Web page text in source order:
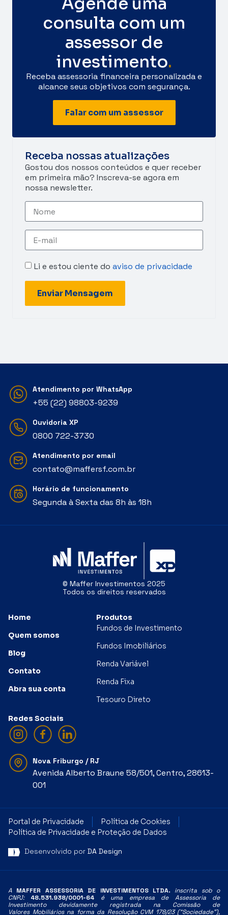
consulta com um
assessor de
investimento.
Receba assessoria financeira personalizada e
alcance seus objetivos com segurança.
Falar com um assessor
Receba nossas atualizações
Gostou dos nossos conteúdos e quer receber
em primeira mão? Inscreva-se agora em
nossa newsletter.
Li e estou ciente do aviso de privacidade
Enviar Mensagem
Atendimento por WhatsApp
+55 (22) 98803-9239
Ouvidoria XP
‭0800 722-3730‬
Atendimento por email
contato@maffersf.com.br
Horário de funcionamento
Segunda à Sexta das 8h às 18h
© Maffer Investimentos 2025
Todos os direitos reservados
Home
Quem somos
Blog
Contato
Abra sua conta
Produtos
Fundos de Investimento
Fundos Imobiliários
Renda Variável
Renda Fixa
Tesouro Direto
Redes Sociais
Nova Friburgo / RJ
Avenida Alberto Braune 58/501, Centro, 28613-
001
Portal de Privacidade
Política de Cookies
Política de Privacidade e Proteção de Dados
Desenvolvido por DA Design
A MAFFER ASSESSORIA DE INVESTIMENTOS LTDA. inscrita sob o
CNPJ: 48.531.938/0001-64 é uma empresa de Assessoria de
Investimento devidamente registrada na Comissão de
Valores Mobiliários na forma da Resolução CVM 178/23 (“Sociedade”),